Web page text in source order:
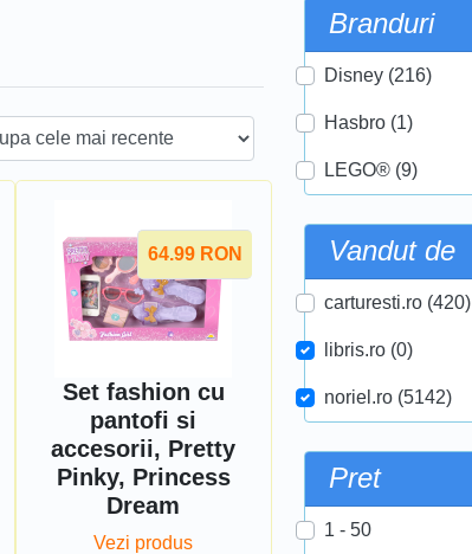
64.99 RON
Set fashion cu
pantofi si
accesorii, Pretty
Pinky, Princess
Dream
Vezi produs
Branduri
Disney (216)
Hasbro (1)
LEGO® (9)
Vandut de
carturesti.ro (420)
libris.ro (0)
noriel.ro (5142)
Pret
1 - 50